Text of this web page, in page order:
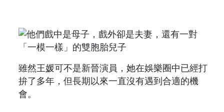
雖然王媛可不是新晉演員，她在娛樂圈中已經打
拚了多年，但長期以來一直沒有遇到合適的機
會。